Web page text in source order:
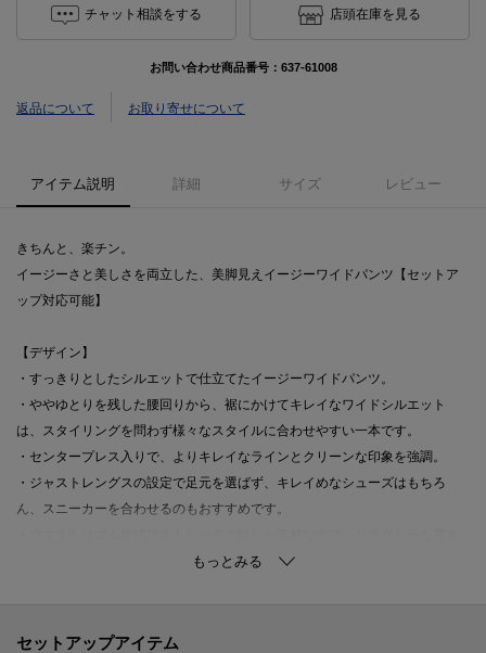
チャット相談をする 店頭在庫を見る
お問い合わせ商品番号： 637-61008
返品について お取り寄せについて
アイテム説明 詳細 サイズ レビュー
きちんと、楽チン。
イージーさと美しさを両立した、美脚見えイージーワイドパンツ【セットア
ップ対応可能】
【デザイン】
・すっきりとしたシルエットで仕立てたイージーワイドパンツ。
・ややゆとりを残した腰回りから、裾にかけてキレイなワイドシルエット
は、スタイリングを問わず様々なスタイルに合わせやすい一本です。
・センタープレス入りで、よりキレイなラインとクリーンな印象を強調。
・ジャストレングスの設定で足元を選ばず、キレイめなシューズはもちろ
ん、スニーカーを合わせるのもおすすめです。
※同素材でテーパードパンツ（637-61007）もございます。
セットアップアイテム